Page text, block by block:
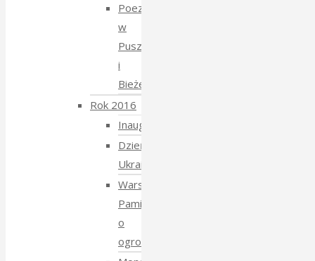
Poezja
w
Puszczy
i
Bieżeństwo
Rok 2016
Inauguracja
Dzień
Ukraiński
Warsztaty:
Pamiętajmy
o
ogrodach